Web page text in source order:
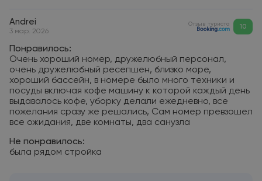
Andrei
3 мар. 2026
Отзыв туриста 10
Понравилось:
Очень хороший номер, дружелюбный персонал,
очень дружелюбный ресепшен, близко море,
хороший бассейн, в номере было много техники и
посуды включая кофе машину к которой каждый день
выдавалось кофе, уборку делали ежедневно, все
пожелания сразу же решались, Сам номер превзошел
все ожидания, две комнаты, два санузла
Не понравилось:
была рядом стройка